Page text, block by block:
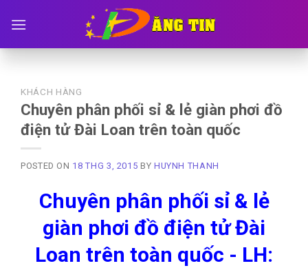
KHÁCH HÀNG
Chuyên phân phối sỉ & lẻ giàn phơi đồ
điện tử Đài Loan trên toàn quốc
POSTED ON 18 THG 3, 2015BY HUYNH THANH
Chuyên phân phối sỉ & lẻ
giàn phơi đồ điện tử Đài
Loan trên toàn quốc - LH: